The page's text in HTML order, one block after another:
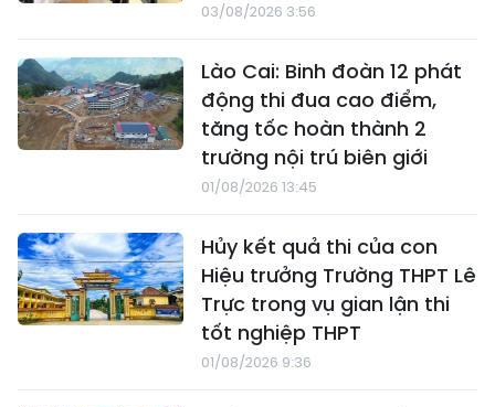
03/08/2026 3:56
Lào Cai: Binh đoàn 12 phát
động thi đua cao điểm,
tăng tốc hoàn thành 2
trường nội trú biên giới
01/08/2026 13:45
Hủy kết quả thi của con
Hiệu trưởng Trường THPT Lê
Trực trong vụ gian lận thi
tốt nghiệp THPT
01/08/2026 9:36